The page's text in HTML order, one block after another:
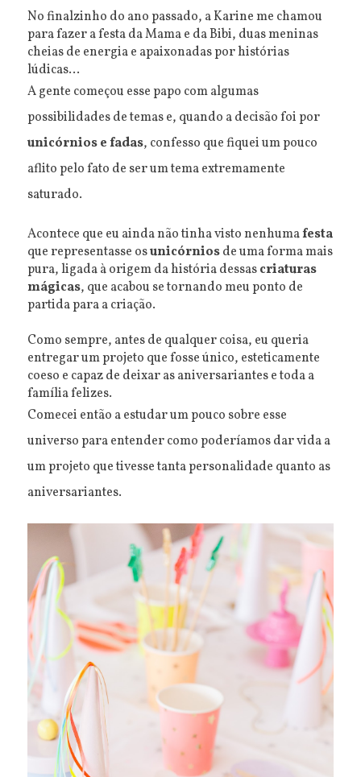
No finalzinho do ano passado, a Karine me chamou
para fazer a festa da Mama e da Bibi, duas meninas
cheias de energia e apaixonadas por histórias
lúdicas...
A gente começou esse papo com algumas
possibilidades de temas e, quando a decisão foi por
unicórnios e fadas, confesso que fiquei um pouco
aflito pelo fato de ser um tema extremamente
saturado.
Acontece que eu ainda não tinha visto nenhumafesta
que representasse osunicórniosde uma forma mais
pura, ligada à origem da história dessascriaturas
mágicas, que acabou se tornando meu ponto de
partida para a criação.
Como sempre, antes de qualquer coisa, eu queria
entregar um projeto que fosse único, esteticamente
coeso e capaz de deixar as aniversariantes e toda a
família felizes.
Comecei então a estudar um pouco sobre esse
universo para entender como poderíamos dar vida a
um projeto que tivesse tanta personalidade quanto as
aniversariantes.